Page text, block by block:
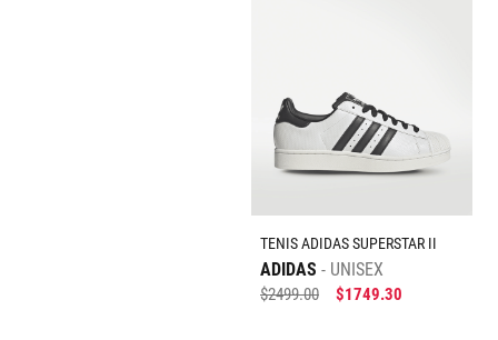
TENIS ADIDAS SUPERSTAR II
ADIDAS UNISEX
$2499.00 $1749.30